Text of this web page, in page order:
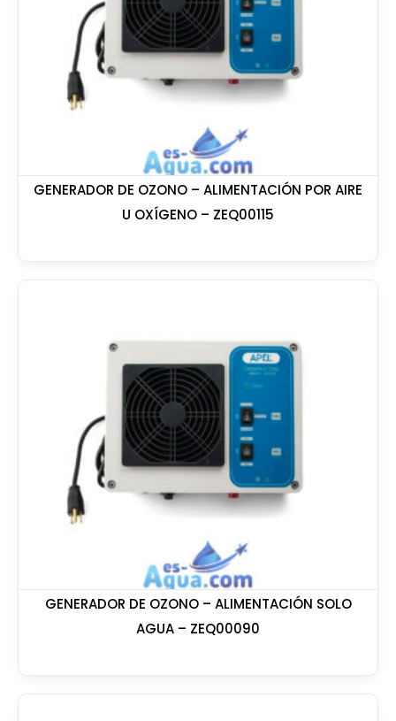
GENERADOR DE OZONO – ALIMENTACIÓN POR AIRE
U OXÍGENO – ZEQ00115
GENERADOR DE OZONO – ALIMENTACIÓN SOLO
AGUA – ZEQ00090